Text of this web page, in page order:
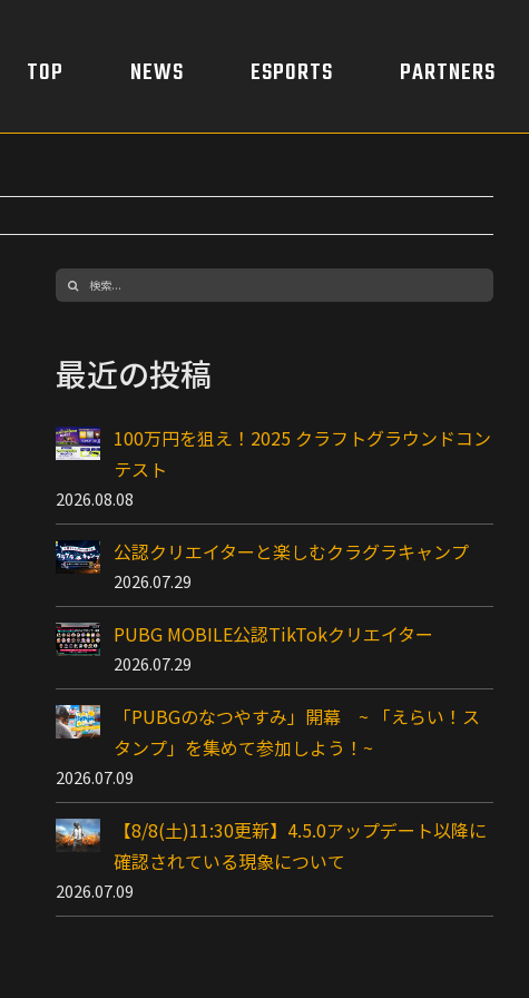
TOP NEWS ESPORTS PARTNERS
検
最近の投稿
100万円を狙え！2025 クラフトグラウンドコン
テスト
2026.08.08
公認クリエイターと楽しむクラグラキャンプ
2026.07.29
PUBG MOBILE公認TikTokクリエイター
2026.07.29
「PUBGのなつやすみ」開幕 ~ 「えらい！ス
タンプ」を集めて参加しよう！~
2026.07.09
【8/8(土)11:30更新】4.5.0アップデート以降に
確認されている現象について
2026.07.09